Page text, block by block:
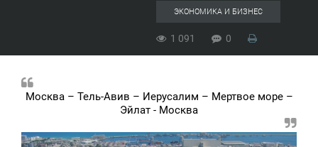
ЭКОНОМИКА И БИЗНЕС
1 091 0
Москва – Тель-Авив – Иерусалим – Мертвое море –
Эйлат - Москва